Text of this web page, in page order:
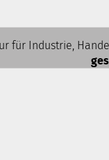
für Industrie,